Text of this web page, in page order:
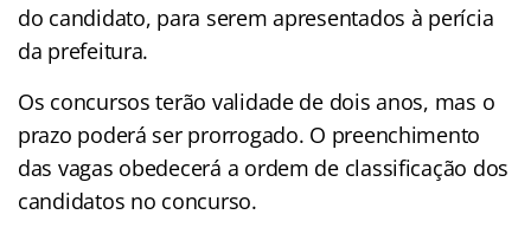
do candidato, para serem apresentados à perícia
da prefeitura.
Os concursos terão validade de dois anos, mas o
prazo poderá ser prorrogado. O preenchimento
das vagas obedecerá a ordem de classificação dos
candidatos no concurso.